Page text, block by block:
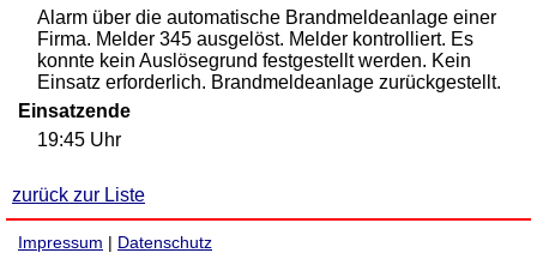
Alarm über die automatische Brandmeldeanlage einer
Firma. Melder 345 ausgelöst. Melder kontrolliert. Es
konnte kein Auslösegrund festgestellt werden. Kein
Einsatz erforderlich. Brandmeldeanlage zurückgestellt.
Einsatzende
19:45 Uhr
zurück zur Liste
Impressum | Datenschutz